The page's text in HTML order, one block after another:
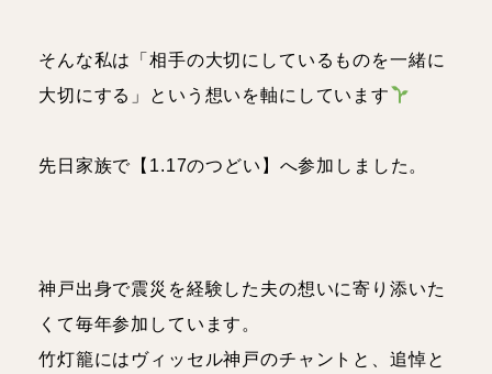
スタッフブログ
そんな私は「相手の大切にしているものを一緒に
大切にする」という想いを軸にしています
先日家族で【1.17のつどい】へ参加しました。
神戸出身で震災を経験した夫の想いに寄り添いた
くて毎年参加しています。
竹灯籠にはヴィッセル神戸のチャントと、追悼と